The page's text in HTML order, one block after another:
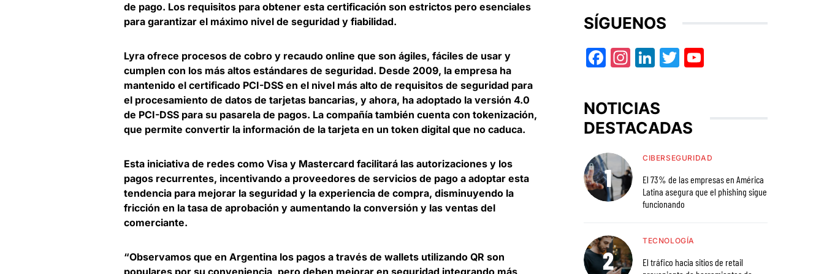
de pago. Los requisitos para obtener esta certificación son estrictos pero esenciales
para garantizar el máximo nivel de seguridad y fiabilidad.
Lyra ofrece procesos de cobro y recaudo online que son ágiles, fáciles de usar y
cumplen con los más altos estándares de seguridad. Desde 2009, la empresa ha
mantenido el certificado PCI-DSS en el nivel más alto de requisitos de seguridad para
el procesamiento de datos de tarjetas bancarias, y ahora, ha adoptado la versión 4.0
de PCI-DSS para su pasarela de pagos. La compañía también cuenta con tokenización,
que permite convertir la información de la tarjeta en un token digital que no caduca.
Esta iniciativa de redes como Visa y Mastercard facilitará las autorizaciones y los
pagos recurrentes, incentivando a proveedores de servicios de pago a adoptar esta
tendencia para mejorar la seguridad y la experiencia de compra, disminuyendo la
fricción en la tasa de aprobación y aumentando la conversión y las ventas del
comerciante.
“Observamos que en Argentina los pagos a través de wallets utilizando QR son
SÍGUENOS
Facebook
Instagram
LinkedIn
Twitter
NOTICIAS
DESTACADAS
CIBERSEGURIDAD
El 73% de las empresas en América
Latina asegura que el phishing sigue
funcionando
TECNOLOGÍA
El tráfico hacia sitios de retail